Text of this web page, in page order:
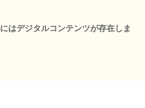
はデジタルコンテンツが存在しま